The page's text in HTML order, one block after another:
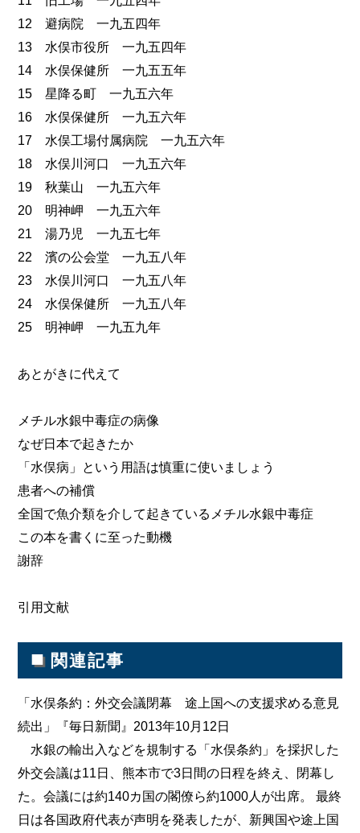
12 避病院 一九五四年
13 水俣市役所 一九五四年
14 水俣保健所 一九五五年
15 星降る町 一九五六年
16 水俣保健所 一九五六年
17 水俣工場付属病院 一九五六年
18 水俣川河口 一九五六年
19 秋葉山 一九五六年
20 明神岬 一九五六年
21 湯乃児 一九五七年
22 濱の公会堂 一九五八年
23 水俣川河口 一九五八年
24 水俣保健所 一九五八年
25 明神岬 一九五九年
あとがきに代えて
メチル水銀中毒症の病像
なぜ日本で起きたか
「水俣病」という用語は慎重に使いましょう
患者への補償
全国で魚介類を介して起きているメチル水銀中毒症
この本を書くに至った動機
謝辞
引用文献
■ 関連記事
「水俣条約：外交会議閉幕 途上国への支援求める意見
続出」『毎日新聞』2013年10月12日
水銀の輸出入などを規制する「水俣条約」を採択した
外交会議は11日、熊本市で3日間の日程を終え、閉幕し
た。会議には約140カ国の閣僚ら約1000人が出席。 最終
日は各国政府代表が声明を発表したが、新興国や途上国